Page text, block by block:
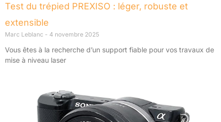
Test du trépied PREXISO : léger, robuste et
extensible
Marc Leblanc 4 novembre 2025
Vous êtes à la recherche d’un support fiable pour vos travaux de
mise à niveau laser